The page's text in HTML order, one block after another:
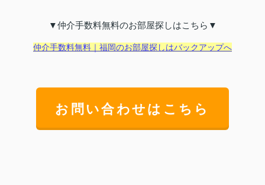
▼仲介手数料無料のお部屋探しはこちら▼
仲介手数料無料｜福岡のお部屋探しはバックアップへ
お問い合わせはこちら